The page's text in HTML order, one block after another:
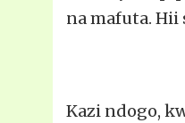
na mafuta. Hii
Kazi ndogo,